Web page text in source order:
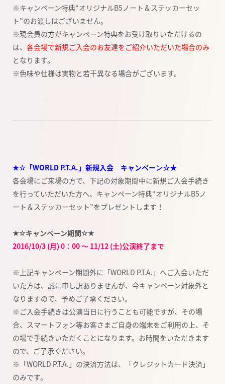
※キャンペーン特典“オリジナルB5ノート＆ステッカーセッ
ト”のお渡しはございません。
※現会員の方がキャンペーン特典をお受け取りいただけるの
は、 各会場で新規ご入会のお友達をご紹介いただいた場合のみ
となります。
※色味や仕様は実物と若干異なる場合がございます。
★☆「WORLD P.T.A.」新規入会 キャンペーン☆★
各会場にご来場の方で、下記の対象期間中に新規ご入会手続き
を行っていただいた方へ、キャンペーン特典“オリジナルB5ノ
ート＆ステッカーセット”をプレゼントします！
★☆キャンペーン期間☆★
2016/10/3 (月) 0：00 ～ 11/12 (土)公演終了まで
※上記キャンペーン期間外に「WORLD P.T.A.」へご入会いただ
いた方は、誠に申し訳ありませんが、今キャンペーン対象外と
なりますので、予めご了承ください。
※ご入会手続きは公演当日に行うことも可能ですが、その場
合、スマートフォン等お客さまご自身の端末をご利用の上、そ
の場で手続きいただくことになります。お時間をいただきます
ので、ご了承ください。
※「WORLD P.T.A.」の決済方法は、「クレジットカード決済」
のみです。